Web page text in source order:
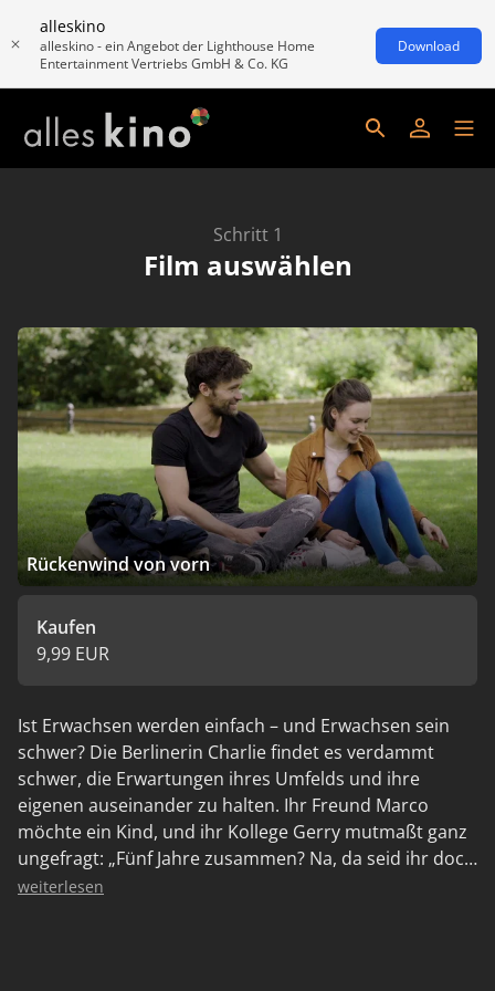
alleskino
alleskino - ein Angebot der Lighthouse Home
Entertainment Vertriebs GmbH & Co. KG
Download
Schritt 1
Film auswählen
Rückenwind von vorn
Kaufen
9,99 EUR
Ist Erwachsen werden einfach – und Erwachsen sein
schwer? Die Berlinerin Charlie findet es verdammt
schwer, die Erwartungen ihres Umfelds und ihre
eigenen auseinander zu halten. Ihr Freund Marco
möchte ein Kind, und ihr Kollege Gerry mutmaßt ganz
ungefragt: „Fünf Jahre zusammen? Na, da seid ihr doch
bestimmt bald zu dritt…?“ Doch Charlie ist sich
weiterlesen